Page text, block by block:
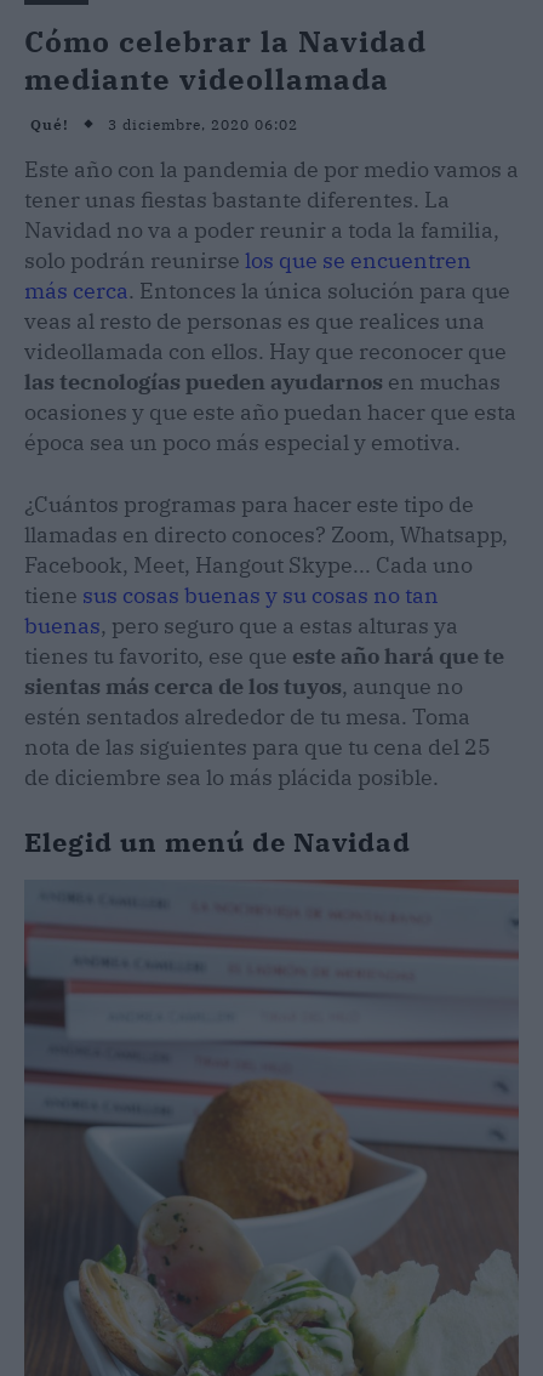
Cómo celebrar la Navidad
mediante videollamada
Qué! 3 diciembre, 2020 06:02
Este año con la pandemia de por medio vamos a
tener unas fiestas bastante diferentes. La
Navidad no va a poder reunir a toda la familia,
solo podrán reunirse los que se encuentren
más cerca. Entonces la única solución para que
veas al resto de personas es que realices una
videollamada con ellos. Hay que reconocer que
las tecnologías pueden ayudarnos en muchas
ocasiones y que este año puedan hacer que esta
época sea un poco más especial y emotiva.
¿Cuántos programas para hacer este tipo de
llamadas en directo conoces? Zoom, Whatsapp,
Facebook, Meet, Hangout Skype... Cada uno
tiene sus cosas buenas y su cosas no tan
buenas, pero seguro que a estas alturas ya
tienes tu favorito, ese que este año hará que te
sientas más cerca de los tuyos, aunque no
estén sentados alrededor de tu mesa. Toma
nota de las siguientes para que tu cena del 25
de diciembre sea lo más plácida posible.
Elegid un menú de Navidad